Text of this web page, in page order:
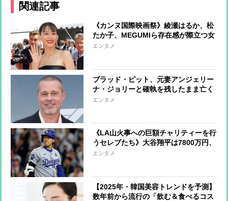
関連記事
《カンヌ国際映画祭》綾瀬はるか、松
たか子、MEGUMIら存在感が際立つ女
優たちのファッションをチェック
エンタメ
ブラッド・ピット、元妻アンジェリー
ナ・ジョリーと確執を残したまま亡く
なった母への思い「母には悪意など微
エンタメ
《LA山火事への巨額チャリティーを行
うセレブたち》大谷翔平は7800万円、
ビヨンセは3億9000万円寄付、レディ
エンタメ
【2025年・韓国美容トレンドを予測】
数年前から流行の「飲む＆食べるコス